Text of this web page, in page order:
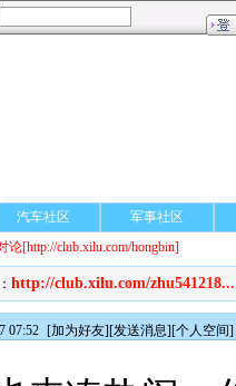
汽车社区
军事社区
论[http://club.xilu.com/hongbin]
http://club.xilu.com/zhu541218...
07:52 [加为好友][发送消息][个人空间]